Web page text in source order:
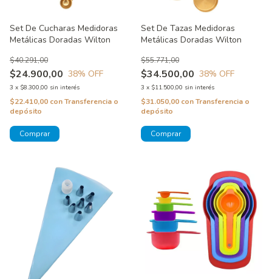
Set De Cucharas Medidoras
Metálicas Doradas Wilton
$24.900,00
$40.291,00
38% OFF
3 x $8.300,00 sin interés
$22.410,00 conTransferencia o
depósito
Set De Tazas Medidoras
Metálicas Doradas Wilton
$34.500,00
$55.771,00
38% OFF
3 x $11.500,00 sin interés
$31.050,00 conTransferencia o
depósito